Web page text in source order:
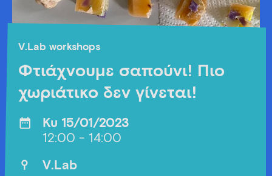
V.Lab workshops
Φτιάχνουμε σαπούνι! Πιο
χωριάτικο δεν γίνεται!
Κυ 15/01/2023
12:00 - 14:00
V.Lab